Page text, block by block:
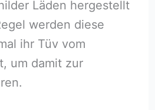
Läden hergestellt
werden diese
ihr Tüv vom
um damit zur